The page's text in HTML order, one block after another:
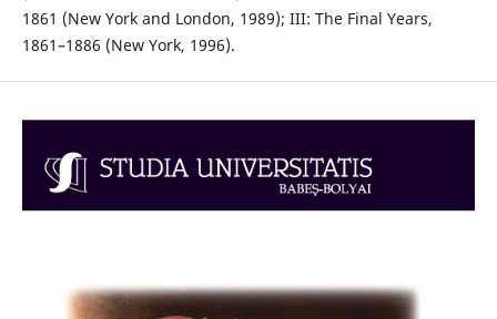
1861 (New York and London, 1989); III: The Final Years,
1861–1886 (New York, 1996).